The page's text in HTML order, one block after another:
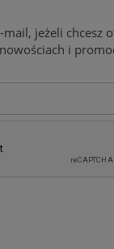
mail, jeżeli chcesz
i